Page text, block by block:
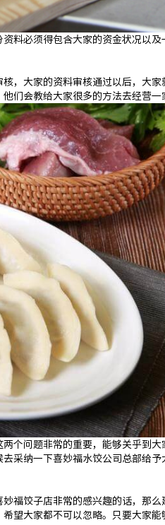
料必须得包含大家的资金状况以及
，大家的资料审核通过以后，大
们会教给大家很多的方法去经营一
个问题非常的重要，能够关乎到
采纳一下喜妙福水饺公司总部给予
福饺子店非常的感兴趣的话，那么
望大家都不可以忽略。只要大家